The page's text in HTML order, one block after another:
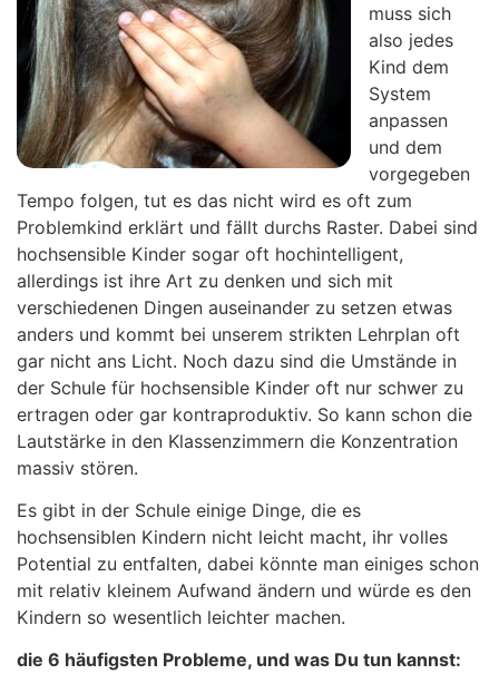
muss sich
also jedes
Kind dem
System
anpassen
und dem
vorgegeben
Tempo folgen, tut es das nicht wird es oft zum
Problemkind erklärt und fällt durchs Raster. Dabei sind
hochsensible Kinder sogar oft hochintelligent,
allerdings ist ihre Art zu denken und sich mit
verschiedenen Dingen auseinander zu setzen etwas
anders und kommt bei unserem strikten Lehrplan oft
gar nicht ans Licht. Noch dazu sind die Umstände in
der Schule für hochsensible Kinder oft nur schwer zu
ertragen oder gar kontraproduktiv. So kann schon die
Lautstärke in den Klassenzimmern die Konzentration
massiv stören.
Es gibt in der Schule einige Dinge, die es
hochsensiblen Kindern nicht leicht macht, ihr volles
Potential zu entfalten, dabei könnte man einiges schon
mit relativ kleinem Aufwand ändern und würde es den
Kindern so wesentlich leichter machen.
die 6 häufigsten Probleme, und was Du tun kannst: